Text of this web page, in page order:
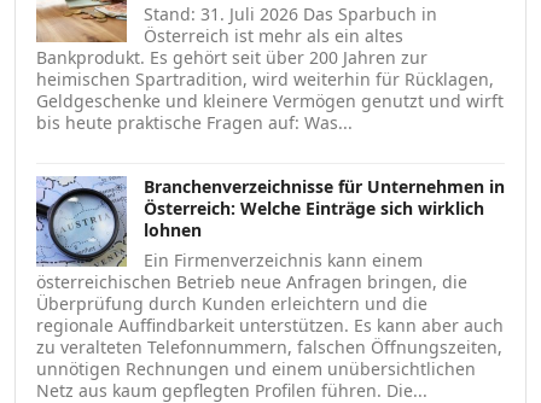
Stand: 31. Juli 2026 Das Sparbuch in
Österreich ist mehr als ein altes
Bankprodukt. Es gehört seit über 200 Jahren zur
heimischen Spartradition, wird weiterhin für Rücklagen,
Geldgeschenke und kleinere Vermögen genutzt und wirft
bis heute praktische Fragen auf: Was...
Branchenverzeichnisse für Unternehmen in
Österreich: Welche Einträge sich wirklich
lohnen
Ein Firmenverzeichnis kann einem
österreichischen Betrieb neue Anfragen bringen, die
Überprüfung durch Kunden erleichtern und die
regionale Auffindbarkeit unterstützen. Es kann aber auch
zu veralteten Telefonnummern, falschen Öffnungszeiten,
unnötigen Rechnungen und einem unübersichtlichen
Netz aus kaum gepflegten Profilen führen. Die...